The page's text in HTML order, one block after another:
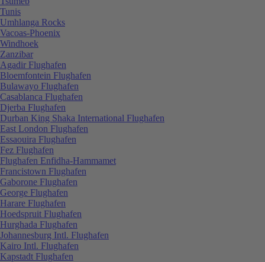
Tunis
Umhlanga Rocks
Vacoas-Phoenix
Windhoek
Zanzibar
Agadir Flughafen
Bloemfontein Flughafen
Bulawayo Flughafen
Casablanca Flughafen
Djerba Flughafen
Durban King Shaka International Flughafen
East London Flughafen
Essaouira Flughafen
Fez Flughafen
Flughafen Enfidha-Hammamet
Francistown Flughafen
Gaborone Flughafen
George Flughafen
Harare Flughafen
Hoedspruit Flughafen
Hurghada Flughafen
Johannesburg Intl. Flughafen
Kairo Intl. Flughafen
Kapstadt Flughafen